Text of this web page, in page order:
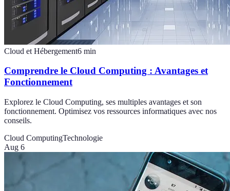
Cloud et Hébergement6 min
Comprendre le Cloud Computing : Avantages et
Fonctionnement
Explorez le Cloud Computing, ses multiples avantages et son
fonctionnement. Optimisez vos ressources informatiques avec nos
conseils.
Cloud ComputingTechnologie
Aug 6